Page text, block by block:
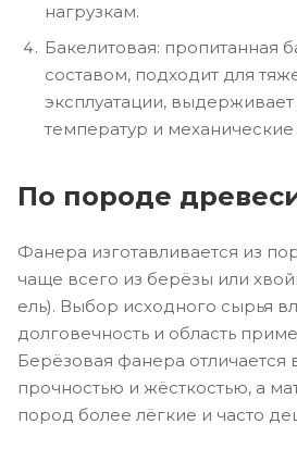
нагрузкам.
Бакелитовая: пропитанная
составом, подходит для
эксплуатации,
температур и механические
По породе
Фанера изготавливается из
чаще всего из берёзы или
ель). Выбор исходного сырья
долговечность и область
Берёзовая фанера отличается
прочностью и жёсткостью, а
пород более лёгкие и часто